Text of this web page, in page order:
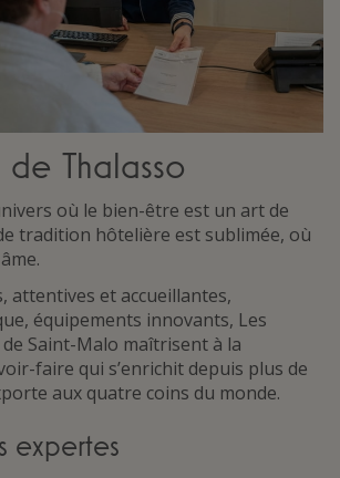
Thalasso
où le bien-être est un art de
tradition hôtelière est sublimée, où
attentives et accueillantes,
équipements innovants, Les
Saint-Malo maîtrisent à la
faire qui s’enrichit depuis plus de
aux quatre coins du monde.
expertes